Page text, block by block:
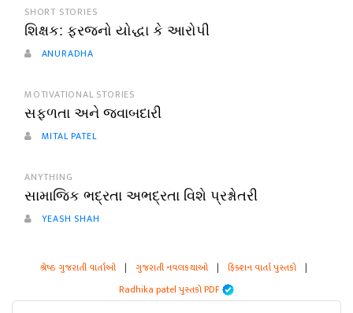
SHORT STORIES
શિક્ષક: ફરજનો યોદ્ધા કે આરોપી
ANURADHA
MOTIVATIONAL STORIES
સફળતા અને જવાબદારી
MITAL PATEL
ANYTHING
સામાજિક ભદ્રતા અભદ્રતા વિશે પ્રશ્નોતરી
YEASH SHAH
શ્રેષ્ઠ ગુજરાતી વાર્તાઓ | ગુજરાતી નવલકથાઓ | ફિક્શન વાર્તા પુસ્તકો |
Radhika patel પુસ્તકો PDF